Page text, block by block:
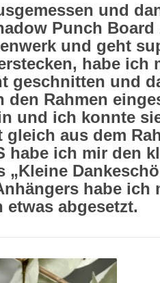
und
Punch Board
und geht
habe ich
geschnitten und
Rahmen
und ich konnte
aus dem
habe ich mir den
habe ich
etwas abgesetzt.